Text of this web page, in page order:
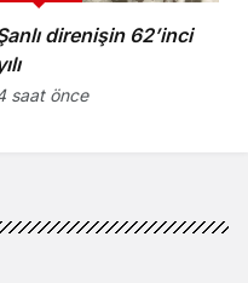
direnişin 62’inci
saat önce